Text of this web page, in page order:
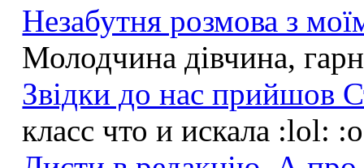
Незабутня розмова з
Молодчина дівчина,
Звідки до нас прийшов
класс что и искала :lol: